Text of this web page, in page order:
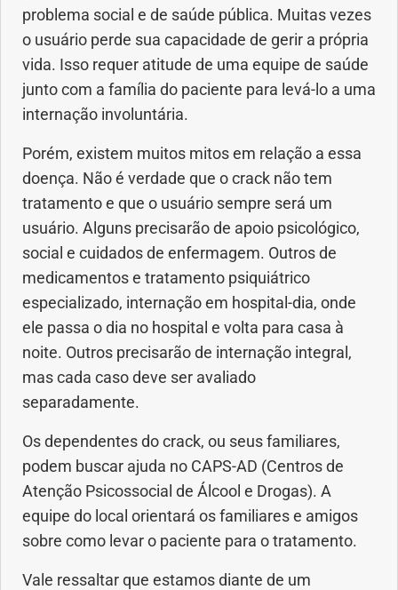
problema social e de saúde pública. Muitas vezes
o usuário perde sua capacidade de gerir a própria
vida. Isso requer atitude de uma equipe de saúde
junto com a família do paciente para levá-lo a uma
internação involuntária.
Porém, existem muitos mitos em relação a essa
doença. Não é verdade que o crack não tem
tratamento e que o usuário sempre será um
usuário. Alguns precisarão de apoio psicológico,
social e cuidados de enfermagem. Outros de
medicamentos e tratamento psiquiátrico
especializado, internação em hospital-dia, onde
ele passa o dia no hospital e volta para casa à
noite. Outros precisarão de internação integral,
mas cada caso deve ser avaliado
separadamente.
Os dependentes do crack, ou seus familiares,
podem buscar ajuda no CAPS-AD (Centros de
Atenção Psicossocial de Álcool e Drogas). A
equipe do local orientará os familiares e amigos
sobre como levar o paciente para o tratamento.
Vale ressaltar que estamos diante de um